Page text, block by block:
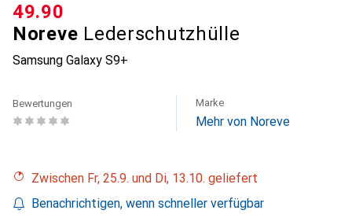
Noreve Lederschutzhülle
Samsung Galaxy S9+
CHF
49.90
Bewertungen Marke
Mehr von Noreve
Zwischen Fr, 25.9. und Di, 13.10. geliefert
Benachrichtigen, wenn schneller verfügbar